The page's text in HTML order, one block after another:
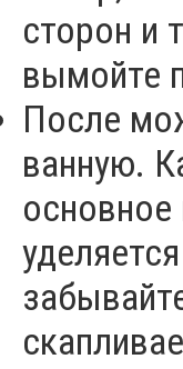
сторон и
вымойте
После
ванную.